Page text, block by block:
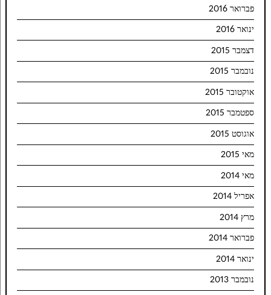
פברואר 2016
ינואר 2016
דצמבר 2015
נובמבר 2015
אוקטובר 2015
ספטמבר 2015
אוגוסט 2015
מאי 2015
מאי 2014
אפריל 2014
מרץ 2014
פברואר 2014
ינואר 2014
נובמבר 2013